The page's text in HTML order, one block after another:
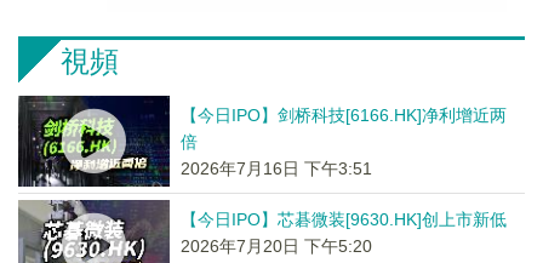
視頻
【今日IPO】剑桥科技[6166.HK]净利增近两
倍
2026年7月16日 下午3:51
【今日IPO】芯碁微装[9630.HK]创上市新低
2026年7月20日 下午5:20